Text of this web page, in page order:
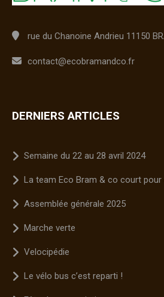
rue du Chanoine Andrieu 11150
contact@ecobramandco.fr
DERNIERS ARTICLES
Semaine du 22 au 28 avril 2024
La team Eco Bram & co court
Assemblée générale 2025
Marche verte
Velocipédie
Le vélo bus c’est reparti !